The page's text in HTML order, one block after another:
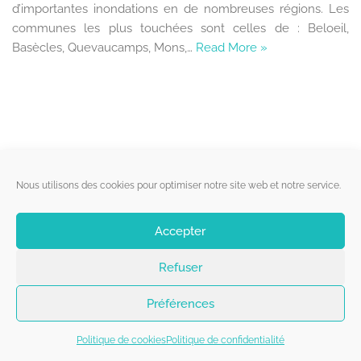
Nous utilisons des cookies pour optimiser notre site web et notre service.
Accepter
Refuser
Préférences
Politique de cookiesPolitique de confidentialité
d’importantes inondations en de nombreuses régions. Les
communes les plus touchées sont celles de : Beloeil,
Basècles, Quevaucamps, Mons,… Read More »
Liens utiles
Qui sommes-nous ?
Politique de cookies
Copyright 2026 - Belgorage